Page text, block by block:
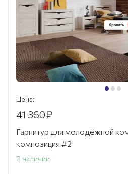
Цена:
41 360₽
Гарнитур для молодёжной
композиция #2
В наличии